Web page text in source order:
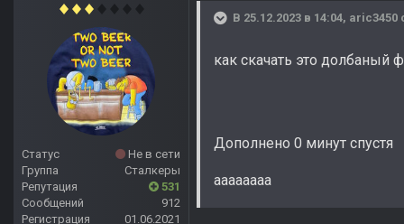
Статус
Не в сети
Группа
Сталкеры
Репутация
531
Сообщений
912
Регистрация
01.06.2021
В 25.12.2023 в 14:04, aric3450
как скачать это долбаный
Дополнено 0 минут спустя
аааааааа